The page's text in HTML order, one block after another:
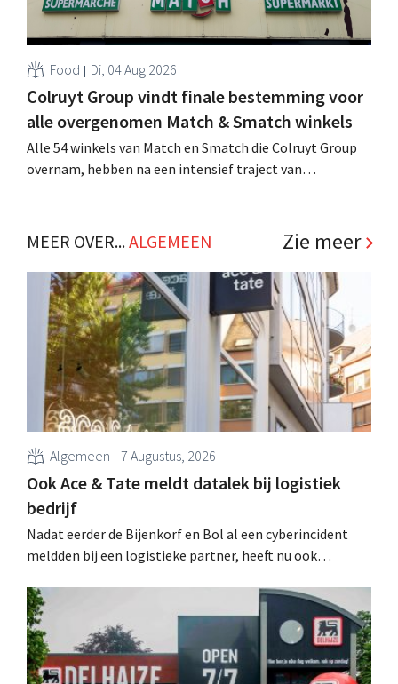
Food Di, 04 Aug 2026
Colruyt Group vindt finale bestemming voor
alle overgenomen Match & Smatch winkels
Alle 54 winkels van Match en Smatch die Colruyt Group
overnam, hebben na een intensief traject van
.MEER OVER...ALGEMEEN Zie meer
Algemeen 7 Augustus, 2026
Ook Ace & Tate meldt datalek bij logistiek
bedrijf
Nadat eerder de Bijenkorf en Bol al een cyberincident
meldden bij een logistieke partner, heeft nu ook
datalek. Financiële gegevens, gebruikersnamen en
wachtwoorden zijn niet getroffen.